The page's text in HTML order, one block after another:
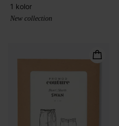
1 kolor
New collection